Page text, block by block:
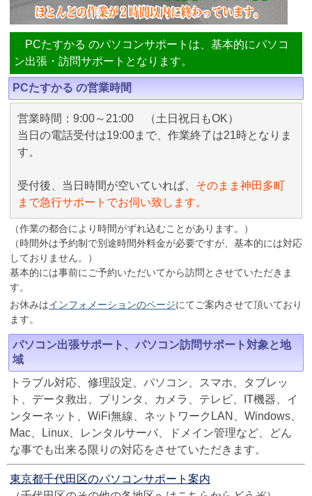
PCたすかる のパソコンサポートは、基本的にパソコ
ン出張・訪問サポートとなります。
PCたすかる の営業時間
営業時間：9:00～21:00 （土日祝日もOK）
当日の電話受付は19:00まで、作業終了は21時となりま
す。
受付後、当日時間が空いていれば、 そのまま神田多町
まで急行サポートでお伺い致します。
（作業の都合により時間がずれ込むことがあります。）
（時間外は予約制で別途時間外料金が必要ですが、基本的には対応
しておりません。）
基本的には事前にご予約いただいてから訪問とさせていただきま
す。
お休みはインフォメーションのページにてご案内させて頂いており
ます。
パソコン出張サポート、パソコン訪問サポート対象と地
域
トラブル対応、修理設定、パソコン、スマホ、タブレッ
ト、データ救出、プリンタ、カメラ、テレビ、IT機器、イ
ンターネット、WiFi無線、ネットワークLAN、Windows、
Mac、Linux、レンタルサーバ、ドメイン管理など、どん
な事でも出来る限りの対応をさせていただきます。
東京都千代田区のパソコンサポート案内